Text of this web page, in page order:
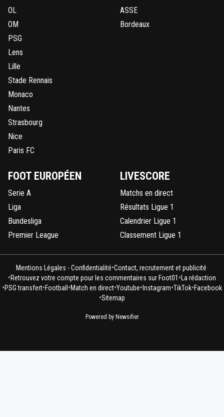
OL
OM
PSG
Lens
Lille
Stade Rennais
Monaco
Nantes
Strasbourg
Nice
Paris FC
ASSE
Bordeaux
FOOT EUROPÉEN
Serie A
Liga
Bundesliga
Premier League
LIVESCORE
Matchs en direct
Résultats Ligue 1
Calendrier Ligue 1
Classement Ligue 1
Mentions Légales - Confidentialité•Contact, recrutement et publicité
•Retrouvez votre compte pour les commentaires sur Foot01 • La rédaction
•PSG transfert•Football •Match en direct•Youtube• Instagram•TikTok•Facebook
•Sitemap
Powered by Newsifier